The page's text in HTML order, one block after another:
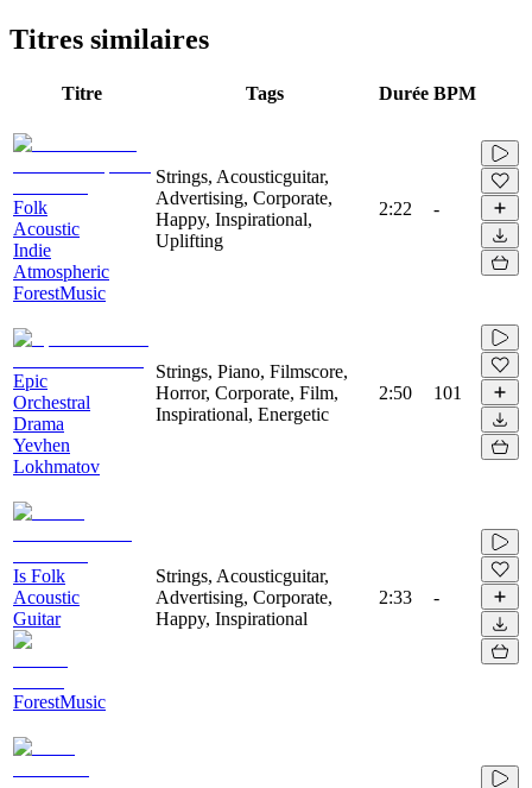
Titres similaires
Titre Tags Durée BPM
Folk
Acoustic
Indie
Atmospheric
ForestMusic
Strings, Acousticguitar,
Advertising, Corporate,
Happy, Inspirational,
Uplifting
2:22 -
Epic
Orchestral
Drama
Yevhen
Lokhmatov
Strings, Piano, Filmscore,
Horror, Corporate, Film,
Inspirational, Energetic
2:50 101
Is Folk
Acoustic
Guitar
ForestMusic
Strings, Acousticguitar,
Advertising, Corporate,
Happy, Inspirational
2:33 -